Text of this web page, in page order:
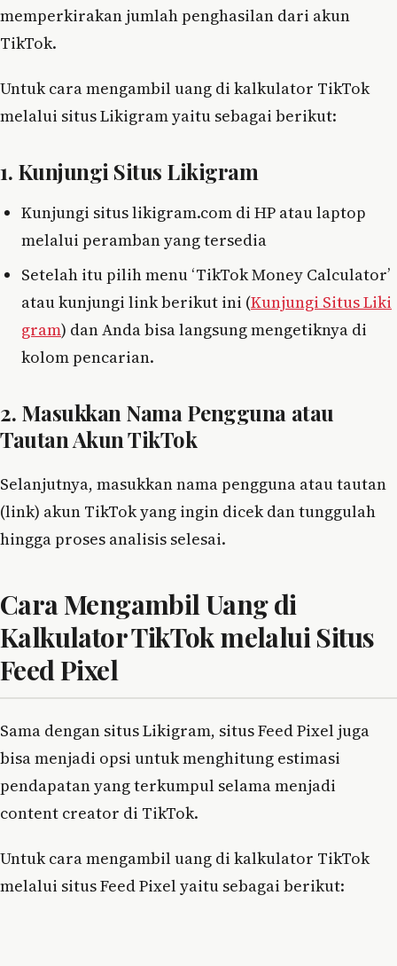
memperkirakan jumlah penghasilan dari akun
TikTok.
Untuk cara mengambil uang di kalkulator TikTok
melalui situs Likigram yaitu sebagai berikut:
1. Kunjungi Situs Likigram
Kunjungi situs likigram.com di HP atau laptop
melalui peramban yang tersedia
Setelah itu pilih menu ‘TikTok Money Calculator’
atau kunjungi link berikut ini (Kunjungi Situs Liki
gram) dan Anda bisa langsung mengetiknya di
kolom pencarian.
2. Masukkan Nama Pengguna atau
Tautan Akun TikTok
Selanjutnya, masukkan nama pengguna atau tautan
(link) akun TikTok yang ingin dicek dan tunggulah
hingga proses analisis selesai.
Cara Mengambil Uang di
Kalkulator TikTok melalui Situs
Feed Pixel
Sama dengan situs Likigram, situs Feed Pixel juga
bisa menjadi opsi untuk menghitung estimasi
pendapatan yang terkumpul selama menjadi
content creator di TikTok.
Untuk cara mengambil uang di kalkulator TikTok
melalui situs Feed Pixel yaitu sebagai berikut: